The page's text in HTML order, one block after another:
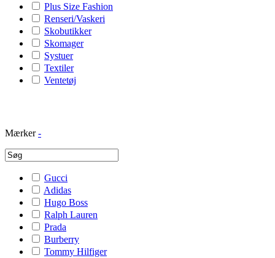
Plus Size Fashion
Renseri/Vaskeri
Skobutikker
Skomager
Systuer
Textiler
Ventetøj
Mærker -
Gucci
Adidas
Hugo Boss
Ralph Lauren
Prada
Burberry
Tommy Hilfiger